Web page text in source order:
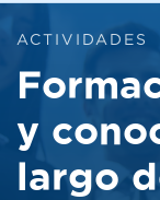
ACTIVIDADES
y
largo